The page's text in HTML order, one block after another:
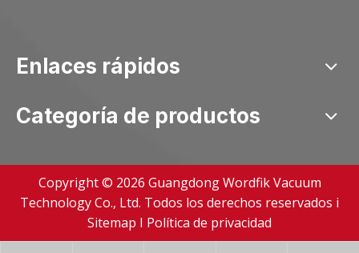
Enlaces rápidos
Categoría de productos
Copyright © 2026 Guangdong Wordfik Vacuum
Technology Co., Ltd. Todos los derechos reservados i
Sitemap I Política de privacidad